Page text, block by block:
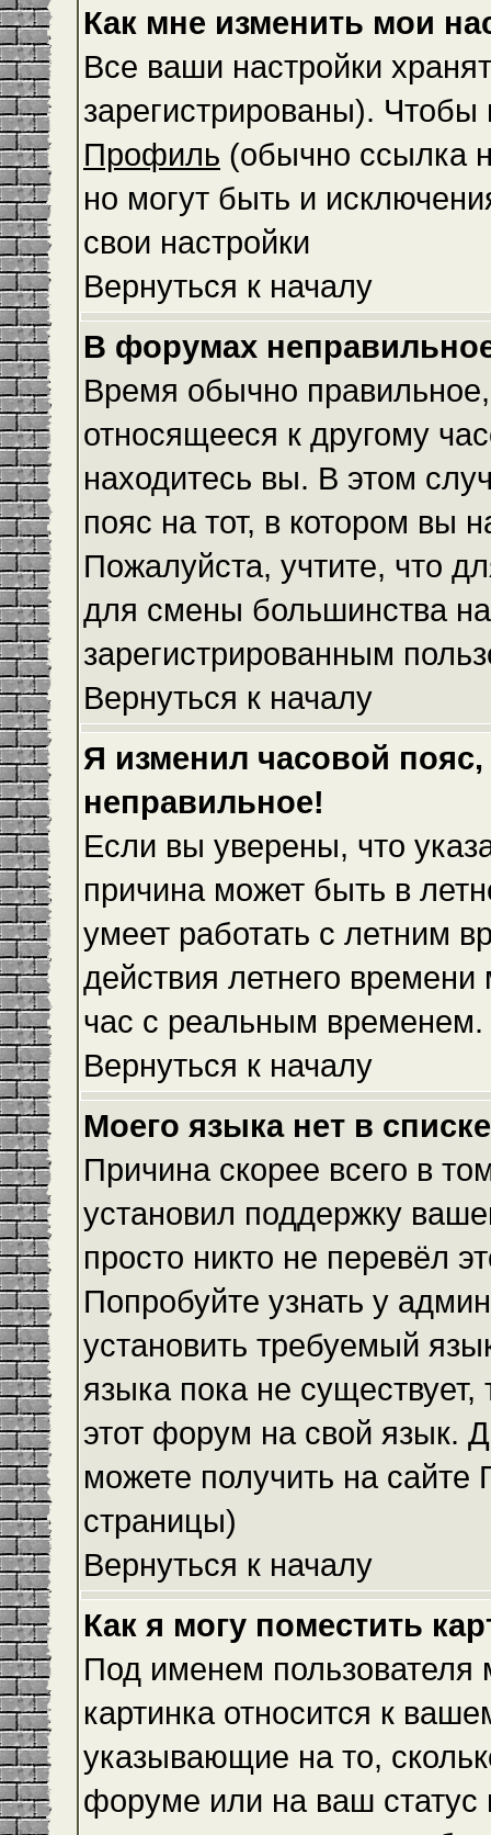
Как мне изменить мои
Все ваши настройки
зарегистрированы). Чтобы
Профиль (обычно ссылка
но могут быть и
свои настройки
Вернуться к началу
В форумах
Время обычно
относящееся к другому
находитесь вы. В этом
пояс на тот, в котором вы
Пожалуйста, учтите, что
для смены большинства
зарегистрированным
Вернуться к началу
Я изменил часовой
неправильное!
Если вы уверены, что
причина может быть в
умеет работать с летним
действия летнего
час с реальным временем.
Вернуться к началу
Моего языка нет в
Причина скорее всего в
установил поддержку
просто никто не перевёл
Попробуйте узнать у
установить требуемый
языка пока не
этот форум на свой язык.
можете получить на сайте
страницы)
Вернуться к началу
Как я могу поместить
Под именем пользователя
картинка относится к
указывающие на то,
форуме или на ваш